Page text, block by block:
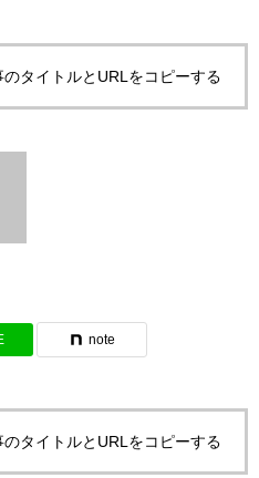
のタイトルとURLをコピーする
note
のタイトルとURLをコピーする